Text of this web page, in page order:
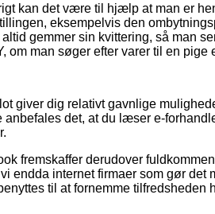
kan det være til hjælp at man er
eksempelvis den
altid gemmer sin kvittering, så man
om man søger efter varer til en pige
giver dig relativt gavnlige
anbefales det, at du læser e-
fremskaffer derudover
endda internet firmaer som gør
til at fornemme tilfredsheden